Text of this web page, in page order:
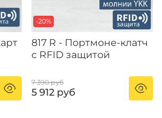
-20%
817 R - Портмоне-клатч
с RFID защитой
7 390 руб
5 912 руб